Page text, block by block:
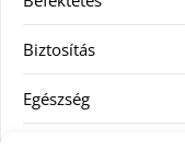
Biztosítás
Egészség